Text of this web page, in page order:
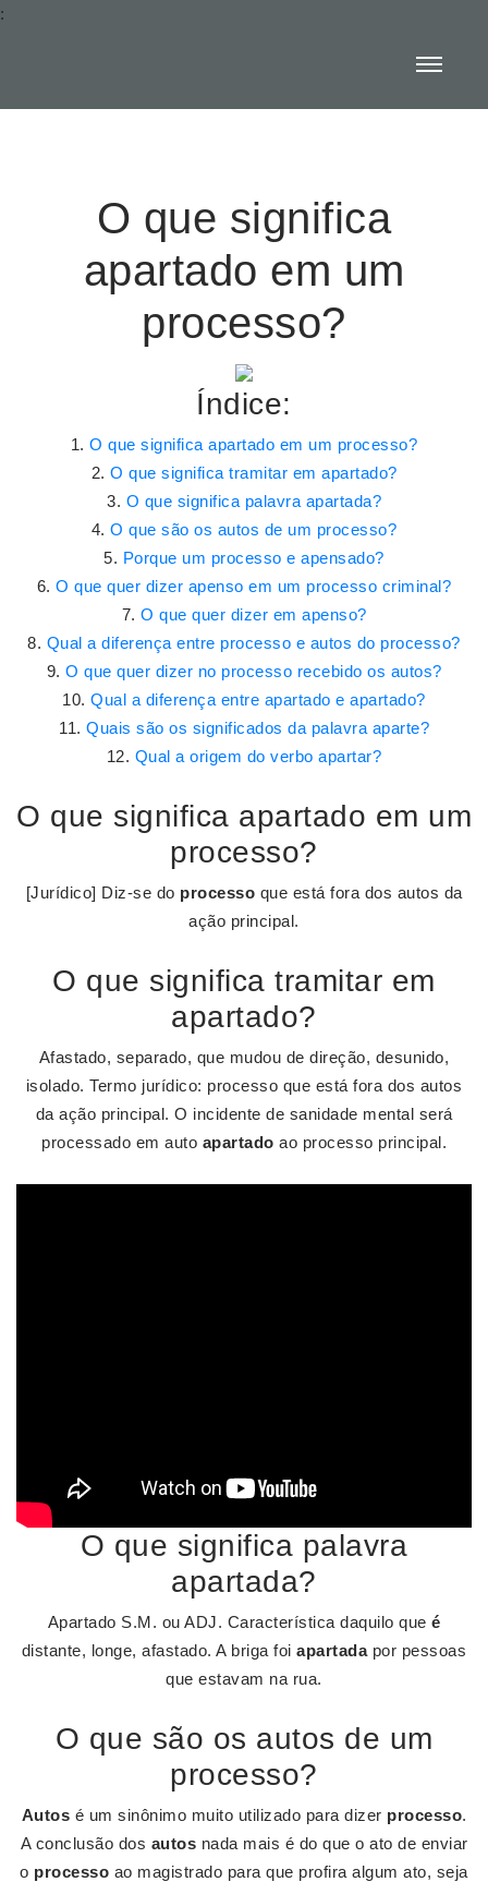
:
O que significa
apartado em um
processo?
Índice:
O que significa apartado em um processo?
O que significa tramitar em apartado?
O que significa palavra apartada?
O que são os autos de um processo?
Porque um processo e apensado?
O que quer dizer apenso em um processo criminal?
O que quer dizer em apenso?
Qual a diferença entre processo e autos do processo?
O que quer dizer no processo recebido os autos?
Qual a diferença entre apartado e apartado?
Quais são os significados da palavra aparte?
Qual a origem do verbo apartar?
O que significa apartado em um
processo?
[Jurídico] Diz-se do processo que está fora dos autos da
ação principal.
O que significa tramitar em
apartado?
Afastado, separado, que mudou de direção, desunido,
isolado. Termo jurídico: processo que está fora dos autos
da ação principal. O incidente de sanidade mental será
processado em auto apartado ao processo principal.
O que significa palavra
apartada?
Apartado S.M. ou ADJ. Característica daquilo que é
distante, longe, afastado. A briga foiapartadapor pessoas
que estavam na rua.
O que são os autos de um
processo?
Autos é um sinônimo muito utilizado para dizer processo.
A conclusão dos autos nada mais é do que o ato de enviar
o processo ao magistrado para que profira algum ato, seja